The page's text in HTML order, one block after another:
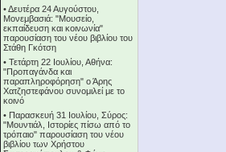
•Δευτέρα 24 Αυγούστου,
Μονεμβασιά: "Μουσείο,
εκπαίδευση και κοινωνία"
παρουσίαση του νέου βιβλίου του
Στάθη Γκότση
• Τετάρτη 22 Ιουλίου, Αθήνα:
"Προπαγάνδα και
παραπληροφόρηση" ο Άρης
Χατζηστεφάνου συνομιλεί με το
κοινό
• Παρασκευή 31 Ιουλίου, Σύρος:
"Μουντιάλ, Ιστορίες πίσω από το
τρόπαιο" παρουσίαση του νέου
βιβλίου των Χρήστου